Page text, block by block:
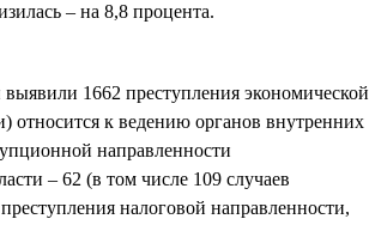
– на 8,8 процента.
1662 преступления экономической
относится к ведению органов внутренних
направленности
– 62 (в том числе 109 случаев
налоговой направленности,